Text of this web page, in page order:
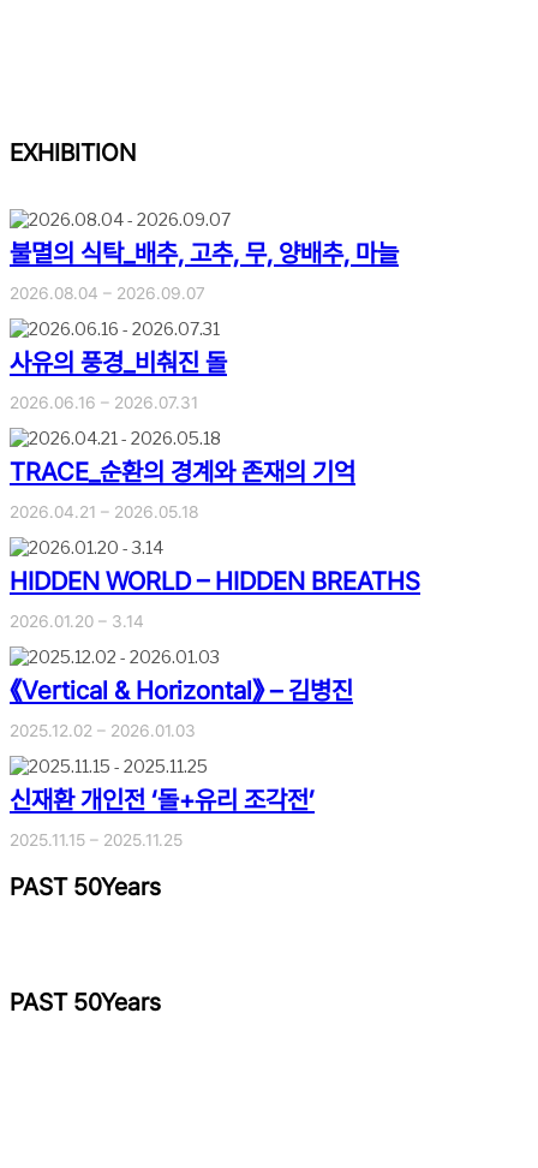
EXHIBITION
불멸의 식탁_배추, 고추, 무, 양배추, 마늘
2026.08.04 – 2026.09.07
사유의 풍경_비춰진 돌
2026.06.16 – 2026.07.31
TRACE_순환의 경계와 존재의 기억
2026.04.21 – 2026.05.18
HIDDEN WORLD – HIDDEN BREATHS
2026.01.20 – 3.14
《Vertical & Horizontal》 – 김병진
2025.12.02 – 2026.01.03
신재환 개인전 ‘돌+유리 조각전’
2025.11.15 – 2025.11.25
PAST 50Years
PAST 50Years